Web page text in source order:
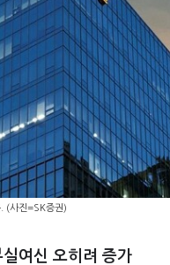
(사진=SK증권)
여신 오히려 증가